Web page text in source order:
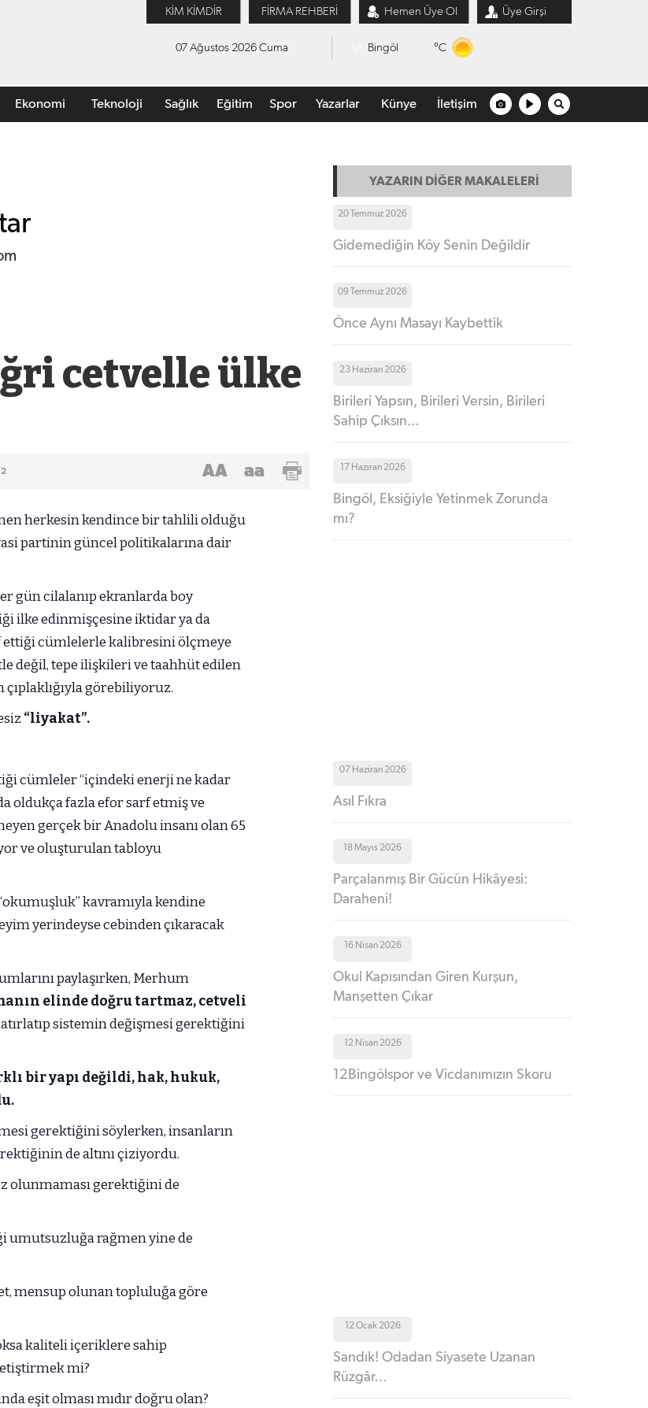
KİM KİMDİR FİRMA REHBERİ Hemen Üye Ol Üye Girşi
07 Ağustos 2026 Cuma Bingöl °C
Ekonomi Teknoloji Sağlık Eğitim Spor Yazarlar Künye İletişim
cetvelle ülke
2 AA aa
herkesin kendince bir tahlili olduğu
partinin güncel politikalarına dair
gün cilalanıp ekranlarda boy
ilke edinmişçesine iktidar ya da
ettiği cümlelerle kalibresini ölçmeye
değil, tepe ilişkileri ve taahhüt edilen
görebiliyoruz.
“liyakat”.
cümleler “içindeki enerji ne kadar
oldukça fazla efor sarf etmiş ve
gerçek bir Anadolu insanı olan 65
ve oluşturulan tabloyu
kavramıyla kendine
yerindeyse cebinden çıkaracak
paylaşırken, Merhum
elinde doğru tartmaz, cetveli
sistemin değişmesi gerektiğini
bir yapı değildi, hak, hukuk,
gerektiğini söylerken, insanların
de altını çiziyordu.
olunmaması gerektiğini de
umutsuzluğa rağmen yine de
mensup olunan topluluğa göre
kaliteli içeriklere sahip
mi?
eşit olması mıdır doğru olan?
YAZARIN DİĞER MAKALELERİ
20 Temmuz 2026
Gidemediğin Köy Senin Değildir
09 Temmuz 2026
Önce Aynı Masayı Kaybettik
23 Haziran 2026
Birileri Yapsın, Birileri Versin, Birileri
Sahip Çıksın...
17 Haziran 2026
Bingöl, Eksiğiyle Yetinmek Zorunda
mı?
07 Haziran 2026
Asıl Fıkra
18 Mayıs 2026
Parçalanmış Bir Gücün Hikâyesi:
Daraheni!
16 Nisan 2026
Okul Kapısından Giren Kurşun,
Manşetten Çıkar
12 Nisan 2026
12Bingölspor ve Vicdanımızın Skoru
12 Ocak 2026
Sandık! Odadan Siyasete Uzanan
Rüzgâr…